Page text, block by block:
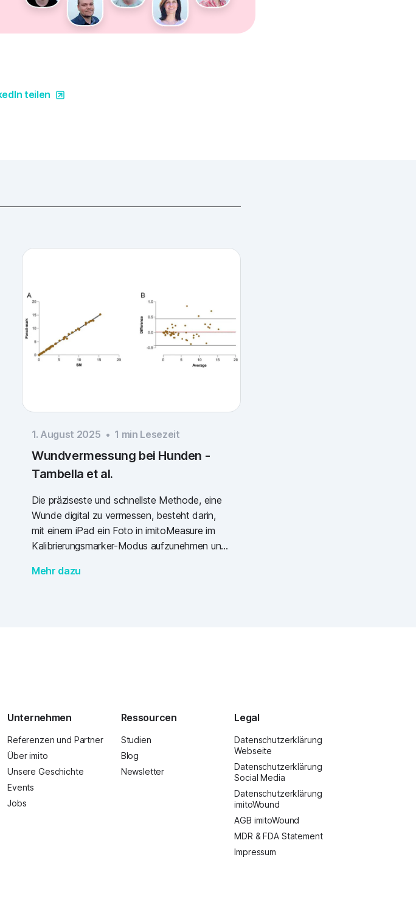
teilen
1. August 2025 • 1 min Lesezeit
Wundvermessung bei Hunden -
Tambella et al.
Die präziseste und schnellste Methode, eine
Wunde digital zu vermessen, besteht darin,
mit einem iPad ein Foto in imitoMeasure im
Kalibrierungsmarker-Modus aufzunehmen und
Pencil zu verfeinern. Zu diesem Ergebnis
Mehr dazu
Unternehmen
Referenzen und Partner
Über imito
Unsere Geschichte
Events
Jobs
Ressourcen
Studien
Blog
Newsletter
Legal
Datenschutzerklärung
Webseite
Datenschutzerklärung
Social Media
Datenschutzerklärung
imitoWound
AGB imitoWound
MDR & FDA Statement
Impressum